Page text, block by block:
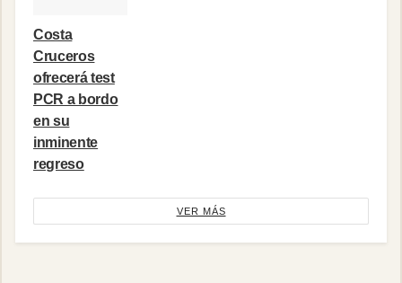
Costa
Cruceros
ofrecerá test
PCR a bordo
en su
inminente
regreso
VER MÁS